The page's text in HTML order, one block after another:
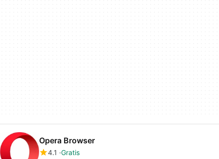
Opera Browser
4.1 Gratis